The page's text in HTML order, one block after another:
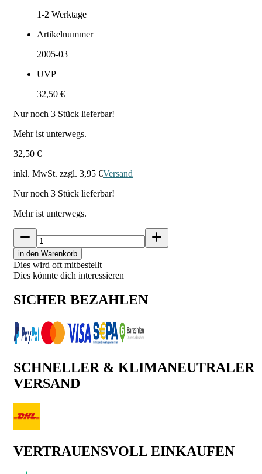
1-2 Werktage
Artikelnummer
2005-03
UVP
32,50 €
Nur noch 3 Stück lieferbar!
Mehr ist unterwegs.
32,50 €
inkl. MwSt. zzgl. 3,95 €Versand
Nur noch 3 Stück lieferbar!
Mehr ist unterwegs.
in den Warenkorb
Dies wird oft mitbestellt
Dies könnte dich interessieren
SICHER BEZAHLEN
SCHNELLER & KLIMANEUTRALER
VERSAND
VERTRAUENSVOLL EINKAUFEN